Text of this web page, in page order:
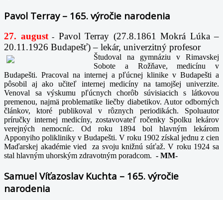
Pavol Terray – 165. výročie narodenia
27. august- Pavol Terray (27.8.1861 Mokrá Lúka –
20.11.1926 Budapešť) – lekár, univerzitný profesor
Študoval na gymnáziu v Rimavskej
Sobote a Rožňave, medicínu v
Budapešti. Pracoval na internej a pľúcnej klinike v Budapešti a
pôsobil aj ako učiteľ internej medicíny na tamojšej univerzite.
Venoval sa výskumu pľúcnych chorôb súvisiacich s látkovou
premenou, najmä problematike liečby diabetikov. Autor odborných
článkov, ktoré publikoval v rôznych periodikách. Spoluautor
príručky internej medicíny, zostavovateľ ročenky Spolku lekárov
verejných nemocníc. Od roku 1894 bol hlavným lekárom
Apponyiho polikliniky v Budapešti. V roku 1902 získal jednu z cien
Maďarskej akadémie vied za svoju knižnú súťaž. V roku 1924 sa
stal hlavným uhorským zdravotným poradcom. - MM-
Samuel Víťazoslav Kuchta – 165. výročie
narodenia